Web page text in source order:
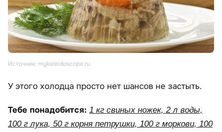
Источник: mykaleidoscope.ru
У этого холодца просто нет шансов не застыть.
Тебе понадобится: 1 кг свиных ножек, 2 л воды,
100 г лука, 50 г корня петрушки, 100 г моркови, 100